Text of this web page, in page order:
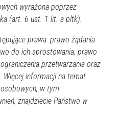
Ride The Future , warsztaty
Fundacja Sportów Miejskich
wyrażona poprzez
(art. 6 ust. 1 lit. a pltk).
prawa: prawo żądania
do ich sprostowania, prawo
przetwarzania oraz
Więcej informacji na temat
w tym
znajdziecie Państwo w